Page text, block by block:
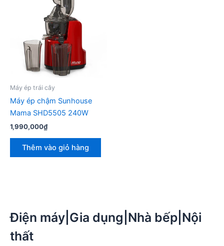
Máy ép trái cây
Máy ép chậm Sunhouse
Mama SHD5505 240W
1,990,000₫
Thêm vào giỏ hàng
Điện máy|Gia dụng|Nhà bếp|Nội
thất